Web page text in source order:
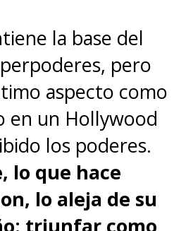
la base del
pero
aspecto como
en un Hollywood
los poderes.
lo que hace
lo aleja de su